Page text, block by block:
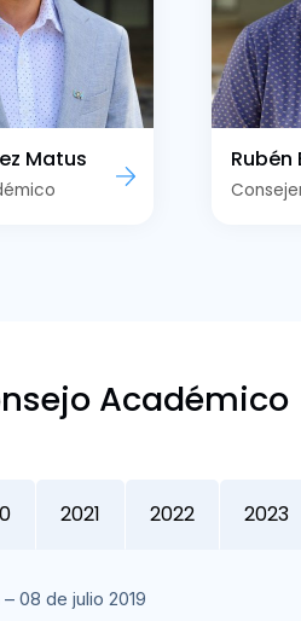
Matus
Académico
2021 2022 2023
08 de julio 2019